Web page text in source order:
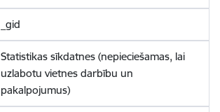
_gid
Statistikas sīkdatnes (nepieciešamas, lai
uzlabotu vietnes darbību un
pakalpojumus)